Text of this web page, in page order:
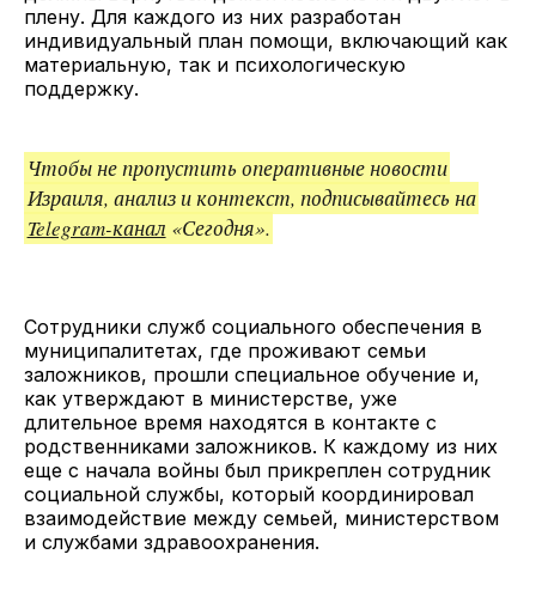
плену. Для каждого из них разработан
индивидуальный план помощи, включающий как
материальную, так и психологическую
поддержку.
Чтобы не пропустить оперативные новости
Израиля, анализ и контекст, подписывайтесь на
Telegram-канал «Сегодня».
Сотрудники служб социального обеспечения в
муниципалитетах, где проживают семьи
заложников, прошли специальное обучение и,
как утверждают в министерстве, уже
длительное время находятся в контакте с
родственниками заложников. К каждому из них
еще с начала войны был прикреплен сотрудник
социальной службы, который координировал
взаимодействие между семьей, министерством
и службами здравоохранения.